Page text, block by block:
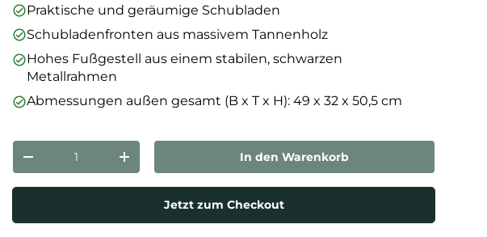
Praktische und geräumige Schubladen
Schubladenfronten aus massivem Tannenholz
Hohes Fußgestell aus einem stabilen, schwarzen
Metallrahmen
Abmessungen außen gesamt (B x T x H): 49 x 32 x 50,5 cm
Anzahl
Menge verringernMenge erhöhen In den Warenkorb
Jetzt zum Checkout